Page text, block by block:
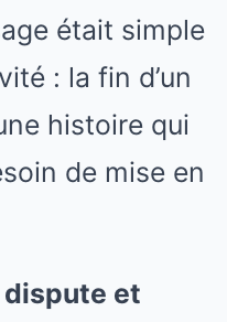
était simple
: la fin d’un
histoire qui
de mise en
dispute et